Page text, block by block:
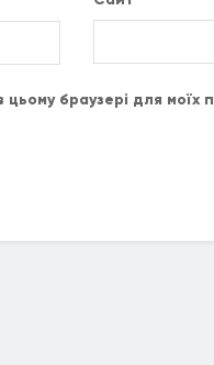
браузері для моїх